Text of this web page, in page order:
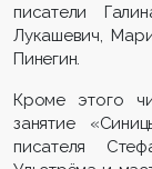
писатели
Лукашевич,
Пинегин.
Кроме этого
занятие
писателя